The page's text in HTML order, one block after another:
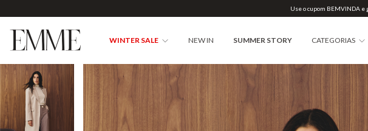
Use o cupom BEMVINDA e
WINTER SALE NEW IN SUMMER STORY CATEGORIAS